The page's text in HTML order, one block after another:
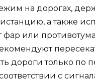
на дорогах,
а также
или
дороги только по
с